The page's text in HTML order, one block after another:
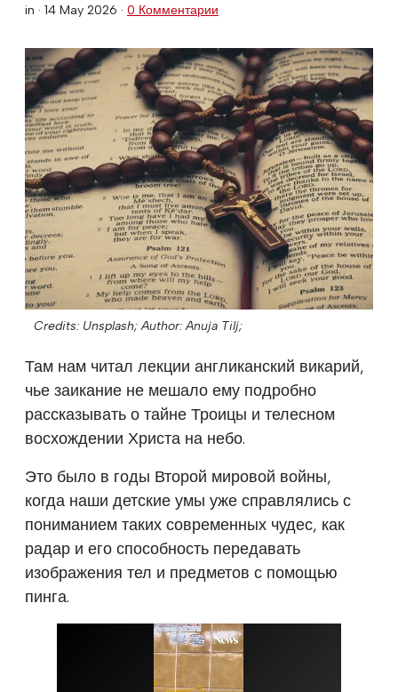
in · 14 May 2026 · 0 Комментарии
Credits: Unsplash; Author: Anuja Tilj;
Там нам читал лекции англиканский викарий,
чье заикание не мешало ему подробно
рассказывать о тайне Троицы и телесном
восхождении Христа на небо.
Это было в годы Второй мировой войны,
когда наши детские умы уже справлялись с
пониманием таких современных чудес, как
радар и его способность передавать
изображения тел и предметов с помощью
пинга.